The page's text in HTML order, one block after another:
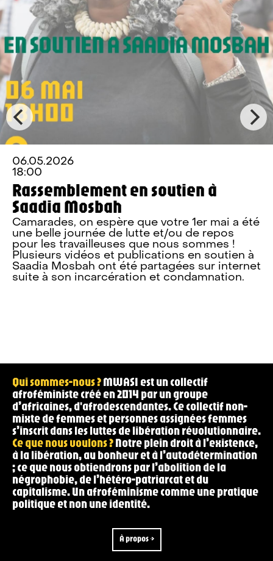
03.05.2026
15:00 — 18:00
CICP , 21ter Rue Voltaire, 75011, Paris, France
Prendre soin de nos esprits et de
nos corps: santé mentale, post-
partum et self-care en perspective
afroféministe
Qui sommes-nous ?MWASI est un collectif
afroféministe créé en 2014 par un groupe
d’africaines, d'afrodescendantes. Ce collectif non-
mixte de femmes et personnes assignées femmes
s’inscrit dans les luttes de libération révolutionnaire.
Ce que nous voulons ?Notre plein droit à l’existence,
à la libération, au bonheur et à l’autodétermination
; ce que nous obtiendrons par l’abolition de la
négrophobie, de l’hétéro-patriarcat et du
capitalisme. Un afroféminisme comme une pratique
politique et non une identité.
À propos →